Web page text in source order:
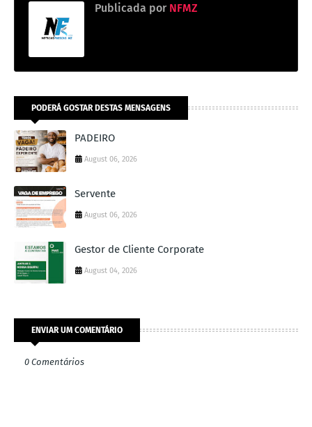
Publicada por NFMZ
PODERÁ GOSTAR DESTAS MENSAGENS
PADEIRO
August 06, 2026
Servente
August 06, 2026
Gestor de Cliente Corporate
August 04, 2026
ENVIAR UM COMENTÁRIO
0 Comentários